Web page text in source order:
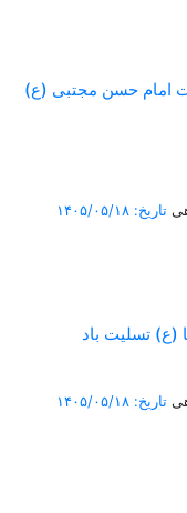
امام حسن مجتبی (ع)
تاریخ: ۱۴۰۵/۰۵/۱۸
(ع) تسلیت باد
تاریخ: ۱۴۰۵/۰۵/۱۸